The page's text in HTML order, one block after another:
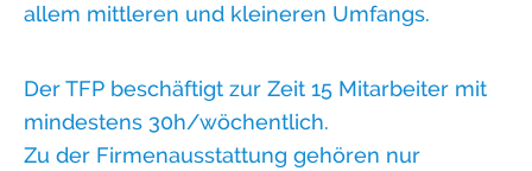
allem mittleren und kleineren Umfangs.
Der TFP beschäftigt zur Zeit 15 Mitarbeiter mit
mindestens 30h/wöchentlich.
Zu der Firmenausstattung gehören nur